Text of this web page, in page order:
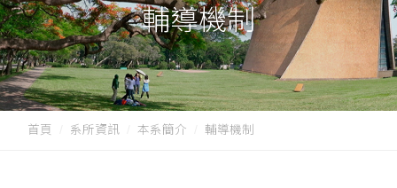
輔導機制
首頁 系所資訊 本系簡介 輔導機制